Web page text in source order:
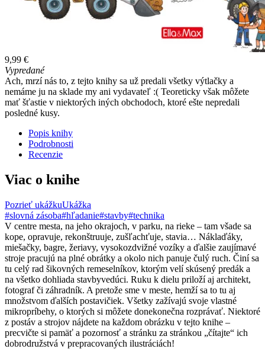
9,99 €
Vypredané
Ach, mrzí nás to, z tejto knihy sa už predali všetky výtlačky a
nemáme ju na sklade my ani vydavateľ :( Teoreticky však môžete
mať šťastie v niektorých iných obchodoch, ktoré ešte nepredali
posledné kusy.
Popis knihy
Podrobnosti
Recenzie
Viac o knihe
Pozrieť ukážkuUkážka
#slovná zásoba#hľadanie#stavby#technika
V centre mesta, na jeho okrajoch, v parku, na rieke – tam všade sa
kope, opravuje, rekonštruuje, zušľachťuje, stavia… Náklaďáky,
miešačky, bagre, žeriavy, vysokozdvižné vozíky a ďalšie zaujímavé
stroje pracujú na plné obrátky a okolo nich panuje čulý ruch. Činí sa
tu celý rad šikovných remeselníkov, ktorým velí skúsený predák a
na všetko dohliada stavbyvedúci. Ruku k dielu priloží aj architekt,
fotograf či záhradník. A pretože sme v meste, hemží sa to tu aj
množstvom ďalších postavičiek. Všetky zažívajú svoje vlastné
mikropríbehy, o ktorých si môžete donekonečna rozprávať. Niektoré
z postáv a strojov nájdete na každom obrázku v tejto knihe –
precvičte si pamäť a pozornosť a stránku za stránkou „čítajte“ ich
dobrodružstvá v prepracovaných ilustráciách!